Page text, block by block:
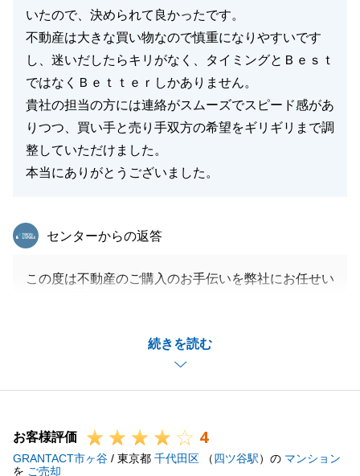
いたので、決められて良かったです。
不動産は大きな買い物なので慎重になりやすいです
し、迷いだしたらキリがなく、タイミングとＢｅｓｔ
ではなくＢｅｔｔｅｒしかありません。
貴社の担当の方には連絡がスムーズでスピード感があ
りつつ、買い手と売り手双方の希望をギリギリまで調
整していただけました。
本当にありがとうございました。
続きを読む
東急リバブル
センターからの返答
この度は不動産のご購入のお手伝いを弊社にお任せい
今後もT様のお力になれることがございましたら、是
非お気軽にご連絡を頂戴できればと思っております。
今後ともよろしくお願いいたします。
閉じる
お客様評価 4
GRANTACT市ヶ谷 / 東京都 千代田区 （四ツ谷駅）の マンション
を ご売却